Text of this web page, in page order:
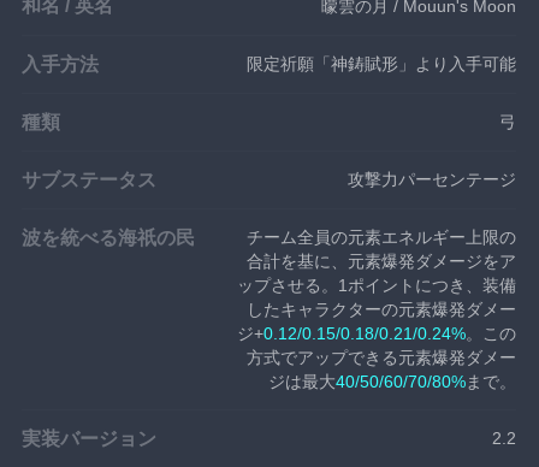
和名 / 英名 曚雲の月 / Mouun's Moon
入手方法 限定祈願「神鋳賦形」より入手可能
種類 弓
サブステータス 攻撃力パーセンテージ
波を統べる海祇の民
チーム全員の元素エネルギー上限の
合計を基に、元素爆発ダメージをア
ップさせる。1ポイントにつき、装備
したキャラクターの元素爆発ダメー
ジ+0.12/0.15/0.18/0.21/0.24%。この
方式でアップできる元素爆発ダメー
ジは最大40/50/60/70/80%まで。
実装バージョン 2.2